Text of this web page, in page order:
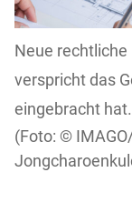
Neue
verspricht das
eingebracht hat.